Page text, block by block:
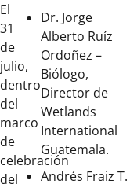
El
31
de
julio,
dentro
del
marco
de
celebración
del
Dr. Jorge
Alberto Ruíz
Ordoñez –
Biólogo,
Director de
Wetlands
International
Guatemala.
Andrés Fraiz T.